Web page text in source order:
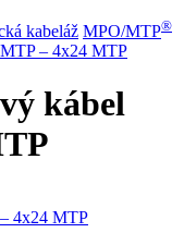
kabeláž MPO/MTP®
– 4x24 MTP
kábel